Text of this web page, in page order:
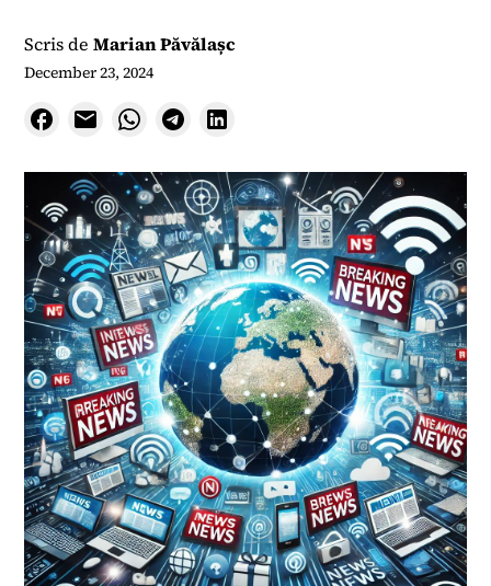
Scris de Marian Păvălașc
December 23, 2024